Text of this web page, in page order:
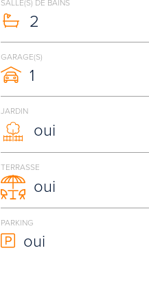
SALLE(S) DE BAINS
2
GARAGE(S)
1
JARDIN
oui
TERRASSE
oui
PARKING
oui